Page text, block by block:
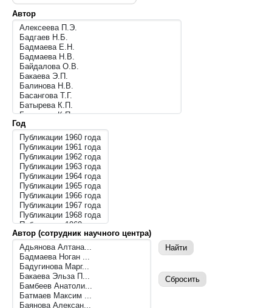
Автор
Год
Автор (сотрудник научного центра)